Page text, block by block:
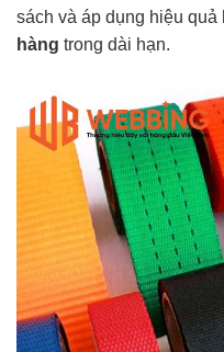
sách và áp dụng hiệu quả
hàng trong dài hạn.